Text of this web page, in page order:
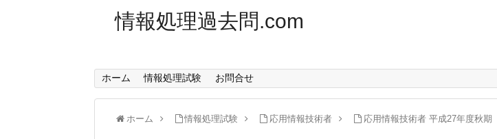
情報処理過去問.com
ホーム 情報処理試験 お問合せ
ホーム 情報処理試験 応用情報技術者 応用情報技術者 平成27年度秋期